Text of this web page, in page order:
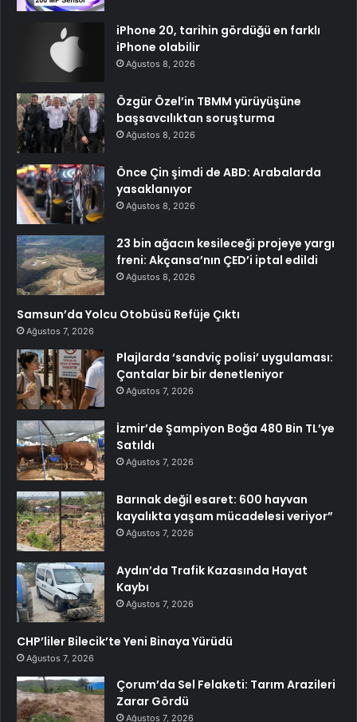
iPhone 20, tarihin gördüğü en farklı
iPhone olabilir
Ağustos 8, 2026
Özgür Özel’in TBMM yürüyüşüne
başsavcılıktan soruşturma
Ağustos 8, 2026
Önce Çin şimdi de ABD: Arabalarda
yasaklanıyor
Ağustos 8, 2026
23 bin ağacın kesileceği projeye yargı
freni: Akçansa’nın ÇED’i iptal edildi
Ağustos 8, 2026
Samsun’da Yolcu Otobüsü Refüje Çıktı
Ağustos 7, 2026
Plajlarda ‘sandviç polisi’ uygulaması:
Çantalar bir bir denetleniyor
Ağustos 7, 2026
İzmir’de Şampiyon Boğa 480 Bin TL’ye
Satıldı
Ağustos 7, 2026
Barınak değil esaret: 600 hayvan
kayalıkta yaşam mücadelesi veriyor”
Ağustos 7, 2026
Aydın’da Trafik Kazasında Hayat
Kaybı
Ağustos 7, 2026
CHP’liler Bilecik’te Yeni Binaya Yürüdü
Ağustos 7, 2026
Çorum’da Sel Felaketi: Tarım Arazileri
Zarar Gördü
Ağustos 7, 2026